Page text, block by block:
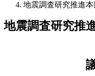
地震調査研究推進
地震調査研究推